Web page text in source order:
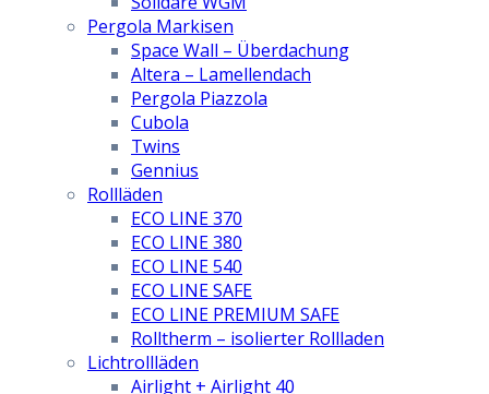
Pergola Markisen
Space Wall – Überdachung
Altera – Lamellendach
Pergola Piazzola
Cubola
Twins
Gennius
Rollläden
ECO LINE 370
ECO LINE 380
ECO LINE 540
ECO LINE SAFE
ECO LINE PREMIUM SAFE
Rolltherm – isolierter Rollladen
Lichtrollläden
Airlight + Airlight 40